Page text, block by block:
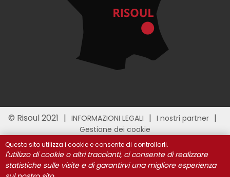
© Risoul 2021 INFORMAZIONI LEGALI
I nostri partner
Gestione dei cookie
Questo sito utilizza i cookie e consente di controllarli.
l'utilizzo di cookie o altri traccianti, ci consente di realizzare
statistiche sulle visite e di garantirvi una migliore esperienza